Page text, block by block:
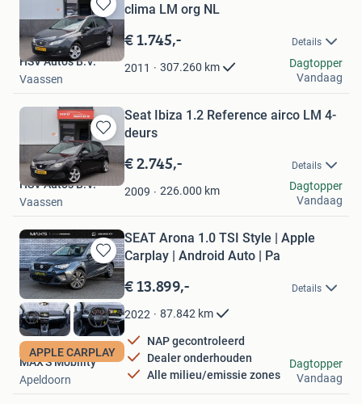
Bewaren
in
Mijn
Favorieten
clima LM org NL
€ 1.745,- Details
2011 307.260 km
HSV Auto's B.V.
Vaassen
Dagtopper
Vandaag
Bewaren
in
Mijn
Favorieten
Seat Ibiza 1.2 Reference airco LM 4-
deurs
€ 2.745,- Details
2009 226.000 km
HSV Auto's B.V.
Vaassen
Dagtopper
Vandaag
Bewaren
in
Mijn
Favorieten
APPLE CARPLAY
SEAT Arona 1.0 TSI Style | Apple
Carplay | Android Auto | Pa
€ 13.899,- Details
2022 87.842 km
NAP gecontroleerd
Dealer onderhouden
Alle milieu/emissie zones
MAX'S Mobility
Apeldoorn
Dagtopper
Vandaag